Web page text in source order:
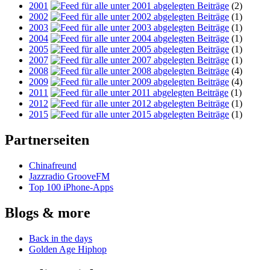
2001
(2)
2002
(1)
2003
(1)
2004
(1)
2005
(1)
2007
(1)
2008
(4)
2009
(4)
2011
(1)
2012
(1)
2015
(1)
Partnerseiten
Chinafreund
Jazzradio GrooveFM
Top 100 iPhone-Apps
Blogs & more
Back in the days
Golden Age Hiphop